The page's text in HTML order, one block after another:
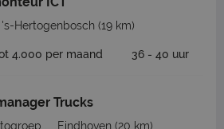
's-Hertogenbosch (19 km)
4.000 per maand 36 - 40 uur
Trucks
Eindhoven (20 km)